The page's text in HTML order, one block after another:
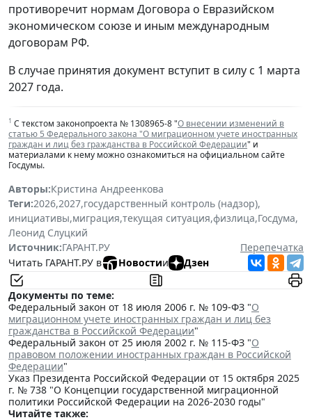
противоречит нормам Договора о Евразийском
экономическом союзе и иным международным
договорам РФ.
В случае принятия документ вступит в силу с 1 марта
2027 года.
1 С текстом законопроекта № 1308965-8 "О внесении изменений в
статью 5 Федерального закона "О миграционном учете иностранных
граждан и лиц без гражданства в Российской Федерации" и
материалами к нему можно ознакомиться на официальном сайте
Госдумы.
Авторы:Кристина Андреенкова
Теги:2026,2027,государственный контроль (надзор),
инициативы,миграция,текущая ситуация,физлица,Госдума,
Леонид Слуцкий
Источник:ГАРАНТ.РУ
Перепечатка
Читать ГАРАНТ.РУ в
Новостии Дзен
Документы по теме:
Федеральный закон от 18 июля 2006 г. № 109-ФЗ "О
миграционном учете иностранных граждан и лиц без
гражданства в Российской Федерации"
Федеральный закон от 25 июля 2002 г. № 115-ФЗ "О
правовом положении иностранных граждан в Российской
Федерации"
Указ Президента Российской Федерации от 15 октября 2025
г. № 738 "О Концепции государственной миграционной
политики Российской Федерации на 2026-2030 годы"
Читайте также: